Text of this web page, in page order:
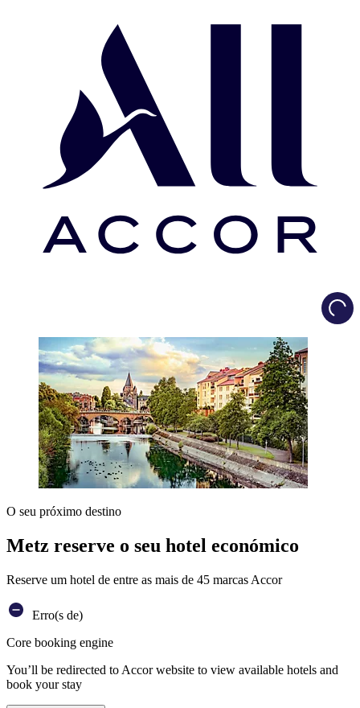
O seu próximo destino
Metz reserve o seu hotel económico
Reserve um hotel de entre as mais de 45 marcas Accor
Erro(s de)
Core booking engine
You’ll be redirected to Accor website to view available hotels and
book your stay